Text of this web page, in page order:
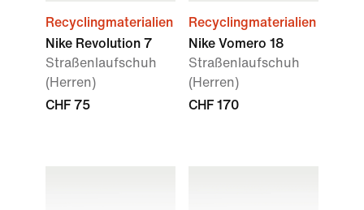
Recyclingmaterialien
Nike Revolution 7
Straßenlaufschuh
(Herren)
CHF 75
Recyclingmaterialien
Nike Vomero 18
Straßenlaufschuh
(Herren)
CHF 170